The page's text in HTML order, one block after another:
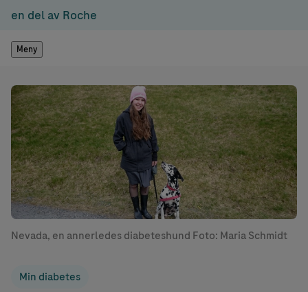
en del av Roche
Meny
Nevada, en annerledes diabeteshund Foto: Maria Schmidt
Min diabetes